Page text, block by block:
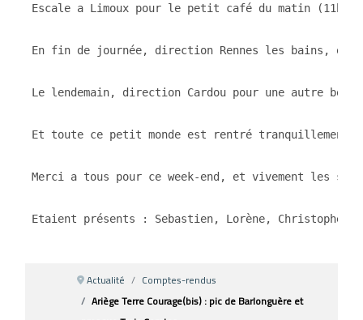
Escale a Limoux pour le petit café du matin (11h) qui fera du bien a
En fin de journée, direction Rennes les bains, où
Le lendemain, direction Cardou pour une autre
Et toute ce petit monde est rentré tranquillement
Merci a tous pour ce week-end, et vivement les
Etaient présents : Sebastien, Lorène,
Actualité
Comptes-rendus
Ariège Terre Courage(bis) : pic de Barlonguère et